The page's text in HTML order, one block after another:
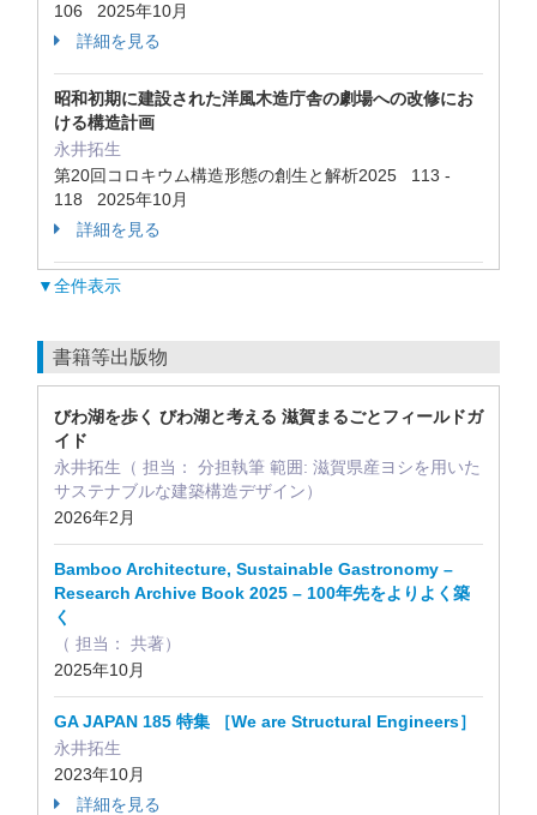
106 2025年10月
詳細を見る
昭和初期に建設された洋風木造庁舎の劇場への改修にお
ける構造計画
永井拓生
第20回コロキウム構造形態の創生と解析2025 113 -
118 2025年10月
詳細を見る
▼全件表示
書籍等出版物
びわ湖を歩く びわ湖と考える 滋賀まるごとフィールドガ
イド
永井拓生（ 担当： 分担執筆 範囲: 滋賀県産ヨシを用いた
サステナブルな建築構造デザイン）
2026年2月
Bamboo Architecture, Sustainable Gastronomy –
Research Archive Book 2025 – 100年先をよりよく築
く
（ 担当： 共著）
2025年10月
GA JAPAN 185 特集 ［We are Structural Engineers］
永井拓生
2023年10月
詳細を見る